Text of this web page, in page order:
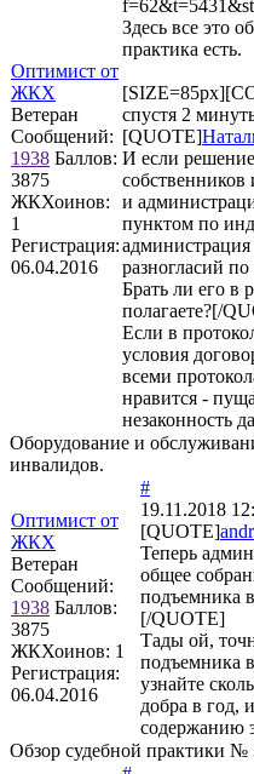
Оптимист от
ЖКХ
Ветеран
Сообщений:
1938 Баллов:
3875
ЖКХоинов:
1
Регистрация:
06.04.2016
Здесь все это
практика есть.
спустя 2
[QUOTE]
И если
собственников
и
пунктом по
администрация
разногласий
Брать ли его в
полагаете?[/
Если в
условия
всеми
нравится -
незаконность
Оборудование и
инвалидов.
Оптимист от
ЖКХ
Ветеран
Сообщений:
1938 Баллов:
3875
ЖКХоинов: 1
Регистрация:
06.04.2016
#
19.11.2018
[QUOTE]
Теперь
общее
подъемника
[/QUOTE]
Тады ой,
подъемника
узнайте
добра в год,
содержанию
Обзор судебной практики №